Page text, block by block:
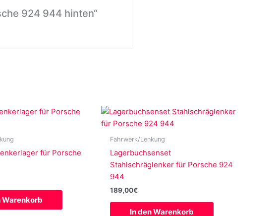
924 944 hinten“
für Porsche
Warenkorb
Fahrwerk/Lenkung
Lagerbuchsenset
Stahlschräglenker für Porsche 924
944
189,00€
In den Warenkorb